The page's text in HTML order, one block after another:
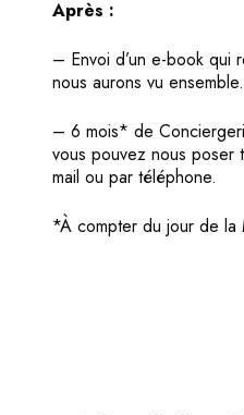
Après :
– Envoi d’un e-book qui
nous aurons vu ensemble.
– 6 mois* de
vous pouvez nous poser
mail ou par téléphone.
*À compter du jour de la